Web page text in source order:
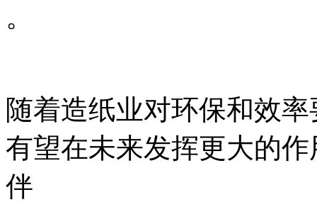
。
随着造纸业对环保和效
有望在未来发挥更大的
伴